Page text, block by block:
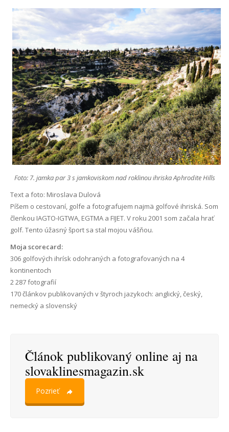
Foto: 7. jamka par 3 s jamkoviskom nad roklinou ihriska Aphrodite Hills
Text a foto: Miroslava Dulová
Píšem o cestovaní, golfe a fotografujem najmä golfové ihriská. Som
členkou IAGTO-IGTWA, EGTMA a FIJET. V roku 2001 som začala hrať
golf. Tento úžasný šport sa stal mojou vášňou.
Moja scorecard:
306 golfových ihrísk odohraných a fotografovaných na 4
kontinentoch
2 287 fotografií
170 článkov publikovaných v štyroch jazykoch: anglický, český,
nemecký a slovenský
Článok publikovaný online aj na
slovaklinesmagazin.sk
Pozrieť